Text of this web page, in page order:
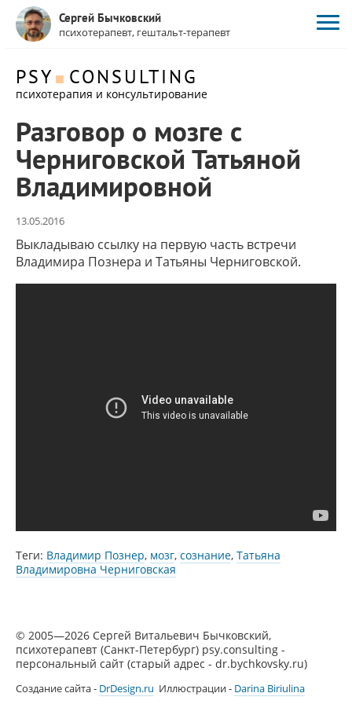
PSY CONSULTING
психотерапия и консультирование
Сергей Бычковский
психотерапевт, гештальт-терапевт
Разговор о мозге с
Черниговской Татьяной
Владимировной
13.05.2016
Выкладываю ссылку на первую часть встречи
Владимира Познера и Татьяны Черниговской.
Теги: Владимир Познер, мозг, сознание, Татьяна
Владимировна Черниговская
© 2005—2026 Сергей Витальевич Бычковский,
психотерапевт (Санкт-Петербург) psy.consulting -
персональный сайт (старый адрес - dr.bychkovsky.ru)
Создание сайта - DrDesign.ru Иллюстрации - Darina Biriulina